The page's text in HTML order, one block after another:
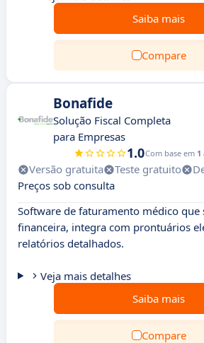
Saiba mais
Compare
Bonafide
Solução Fiscal Completa
para Empresas
1.0Com base em 1
Versão gratuita Teste gratuito
Preços sob consulta
Software de faturamento médico que
financeira, integra com prontuários
relatórios detalhados.
Veja mais detalhes
Saiba mais
Compare